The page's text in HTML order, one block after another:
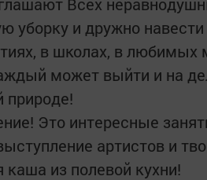
уборку и дружно
в школах, в любимых
может выйти и на
природе!
Это интересные
артистов и
каша из полевой